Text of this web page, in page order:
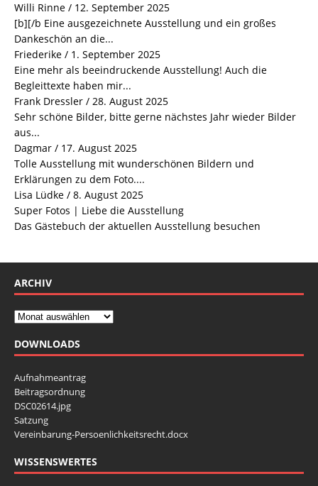
Willi Rinne / 12. September 2025
[b][/b Eine ausgezeichnete Ausstellung und ein großes
Dankeschön an die...
Friederike / 1. September 2025
Eine mehr als beeindruckende Ausstellung! Auch die
Begleittexte haben mir...
Frank Dressler / 28. August 2025
Sehr schöne Bilder, bitte gerne nächstes Jahr wieder Bilder
aus...
Dagmar / 17. August 2025
Tolle Ausstellung mit wunderschönen Bildern und
Erklärungen zu dem Foto....
Lisa Lüdke / 8. August 2025
Super Fotos | Liebe die Ausstellung
Das Gästebuch der aktuellen Ausstellung besuchen
ARCHIV
DOWNLOADS
Aufnahmeantrag
Beitragsordnung
DSC02614.jpg
Satzung
Vereinbarung-Persoenlichkeitsrecht.docx
WISSENSWERTES